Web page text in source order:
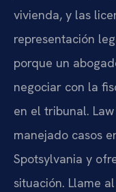
vivienda, y las
representación
porque un
negociar con la
en el tribunal. Law
manejado casos
Spotsylvania y
situación. Llame